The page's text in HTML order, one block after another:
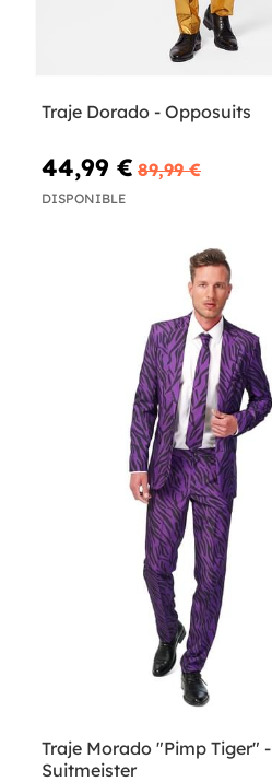
Traje Dorado - Opposuits
44,99 € 89,99 €
DISPONIBLE
Traje Morado "Pimp Tiger" -
Suitmeister